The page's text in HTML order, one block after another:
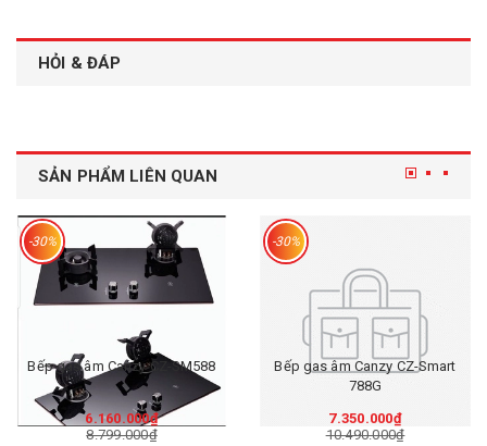
HỎI & ĐÁP
SẢN PHẨM LIÊN QUAN
-30%
Bếp gas âm Canzy CZ-SM588
6.160.000₫
8.799.000₫
-30%
Bếp gas âm Canzy CZ-Smart
788G
7.350.000₫
10.490.000₫